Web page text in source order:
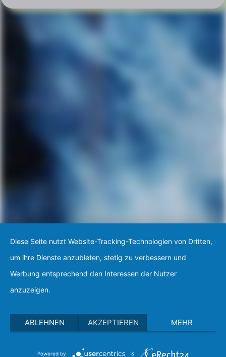
Diese Seite nutzt Website-Tracking-Technologien von Dritten,
um ihre Dienste anzubieten, stetig zu verbessern und
Werbung entsprechend den Interessen der Nutzer
anzuzeigen.
ABLEHNEN AKZEPTIEREN MEHR
Powered by &